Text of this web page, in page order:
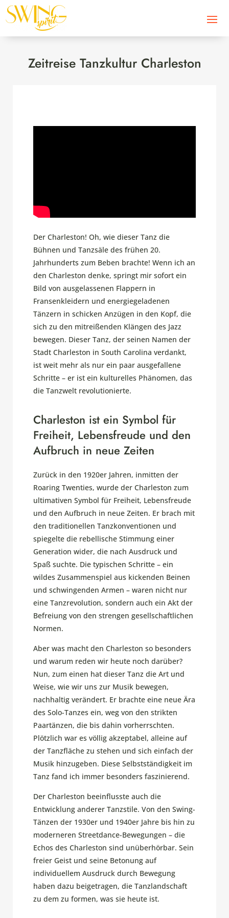
Zeitreise Tanzkultur Charleston
Der Charleston! Oh, wie dieser Tanz die
Bühnen und Tanzsäle des frühen 20.
Jahrhunderts zum Beben brachte! Wenn ich an
den Charleston denke, springt mir sofort ein
Bild von ausgelassenen Flappern in
Fransenkleidern und energiegeladenen
Tänzern in schicken Anzügen in den Kopf, die
sich zu den mitreißenden Klängen des Jazz
bewegen. Dieser Tanz, der seinen Namen der
Stadt Charleston in South Carolina verdankt,
ist weit mehr als nur ein paar ausgefallene
Schritte – er ist ein kulturelles Phänomen, das
die Tanzwelt revolutionierte.
Charleston ist ein Symbol für
Freiheit, Lebensfreude und den
Aufbruch in neue Zeiten
Zurück in den 1920er Jahren, inmitten der
Roaring Twenties, wurde der Charleston zum
ultimativen Symbol für Freiheit, Lebensfreude
und den Aufbruch in neue Zeiten. Er brach mit
den traditionellen Tanzkonventionen und
spiegelte die rebellische Stimmung einer
Generation wider, die nach Ausdruck und
Spaß suchte. Die typischen Schritte – ein
wildes Zusammenspiel aus kickenden Beinen
und schwingenden Armen – waren nicht nur
eine Tanzrevolution, sondern auch ein Akt der
Befreiung von den strengen gesellschaftlichen
Normen.
Aber was macht den Charleston so besonders
und warum reden wir heute noch darüber?
Nun, zum einen hat dieser Tanz die Art und
Weise, wie wir uns zur Musik bewegen,
nachhaltig verändert. Er brachte eine neue Ära
des Solo-Tanzes ein, weg von den strikten
Paartänzen, die bis dahin vorherrschten.
Plötzlich war es völlig akzeptabel, alleine auf
der Tanzfläche zu stehen und sich einfach der
Musik hinzugeben. Diese Selbstständigkeit im
Tanz fand ich immer besonders faszinierend.
Der Charleston beeinflusste auch die
Entwicklung anderer Tanzstile. Von den Swing-
Tänzen der 1930er und 1940er Jahre bis hin zu
moderneren Streetdance-Bewegungen – die
Echos des Charleston sind unüberhörbar. Sein
freier Geist und seine Betonung auf
individuellem Ausdruck durch Bewegung
haben dazu beigetragen, die Tanzlandschaft
zu dem zu formen, was sie heute ist.